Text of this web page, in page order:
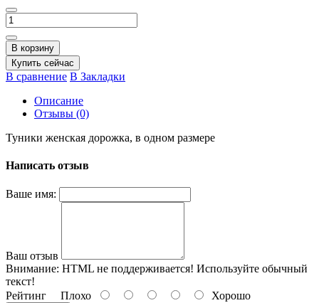
В корзину
Купить сейчас
В сравнение В Закладки
Описание
Отзывы (0)
Туники женская дорожка, в одном размере
Написать отзыв
Ваше имя:
Ваш отзыв
Внимание: HTML не поддерживается! Используйте обычный
текст!
Рейтинг Плохо Хорошо